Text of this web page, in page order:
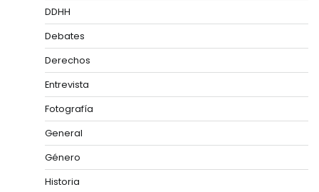
DDHH
Debates
Derechos
Entrevista
Fotografía
General
Género
Historia